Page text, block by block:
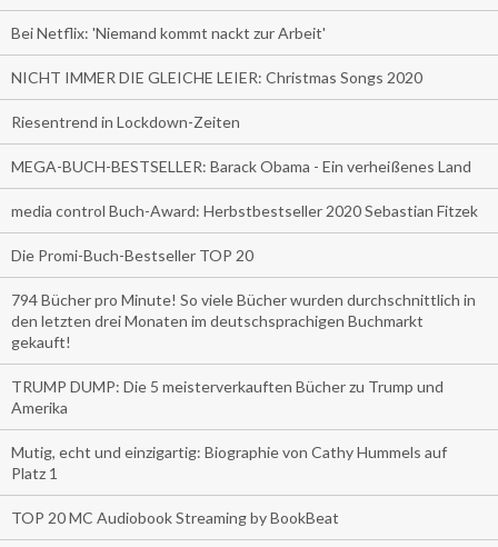
Bei Netflix: 'Niemand kommt nackt zur Arbeit'
NICHT IMMER DIE GLEICHE LEIER: Christmas Songs 2020
Riesentrend in Lockdown-Zeiten
MEGA-BUCH-BESTSELLER: Barack Obama - Ein verheißenes Land
media control Buch-Award: Herbstbestseller 2020 Sebastian Fitzek
Die Promi-Buch-Bestseller TOP 20
794 Bücher pro Minute! So viele Bücher wurden durchschnittlich in
den letzten drei Monaten im deutschsprachigen Buchmarkt
gekauft!
TRUMP DUMP: Die 5 meisterverkauften Bücher zu Trump und
Amerika
Mutig, echt und einzigartig: Biographie von Cathy Hummels auf
Platz 1
TOP 20 MC Audiobook Streaming by BookBeat